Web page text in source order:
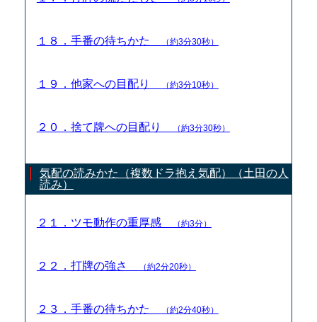
１８．手番の待ちかた （約3分30秒）
１９．他家への目配り （約3分10秒）
２０．捨て牌への目配り （約3分30秒）
気配の読みかた（複数ドラ抱え気配）（土田の人
読み）
２１．ツモ動作の重厚感 （約3分）
２２．打牌の強さ （約2分20秒）
２３．手番の待ちかた （約2分40秒）